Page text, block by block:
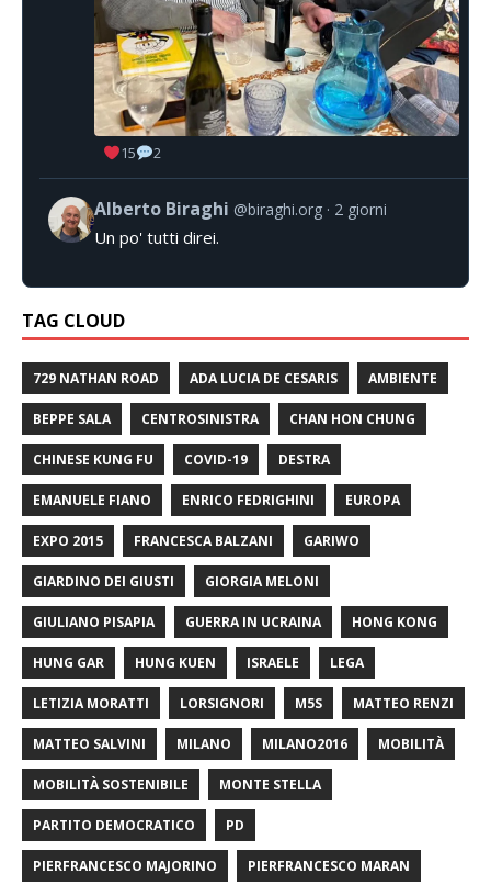
15 2
Alberto Biraghi @biraghi.org 2 giorni
Un po' tutti direi.
TAG CLOUD
729 NATHAN ROAD ADA LUCIA DE CESARIS AMBIENTE
BEPPE SALA CENTROSINISTRA CHAN HON CHUNG
CHINESE KUNG FU COVID-19 DESTRA
EMANUELE FIANO ENRICO FEDRIGHINI EUROPA
EXPO 2015 FRANCESCA BALZANI GARIWO
GIARDINO DEI GIUSTI GIORGIA MELONI
GIULIANO PISAPIA GUERRA IN UCRAINA HONG KONG
HUNG GAR HUNG KUEN ISRAELE LEGA
LETIZIA MORATTI LORSIGNORI M5S MATTEO RENZI
MATTEO SALVINI MILANO MILANO2016 MOBILITÀ
MOBILITÀ SOSTENIBILE MONTE STELLA
PARTITO DEMOCRATICO PD
PIERFRANCESCO MAJORINO PIERFRANCESCO MARAN